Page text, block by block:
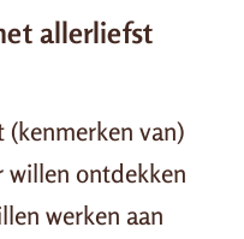
allerliefst
(kenmerken van)
willen ontdekken
werken aan